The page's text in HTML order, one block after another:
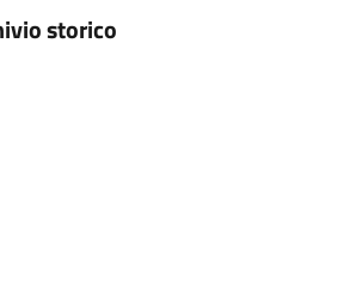
storico